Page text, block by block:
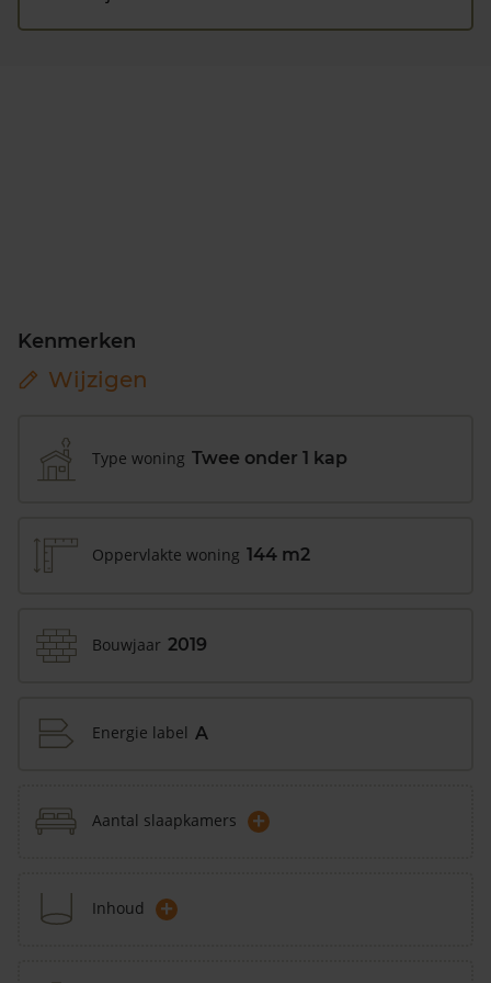
Kenmerken
Wijzigen
Type woning Twee onder 1 kap
Oppervlakte woning 144 m2
Bouwjaar 2019
Energie label A
Aantal slaapkamers +
Inhoud +